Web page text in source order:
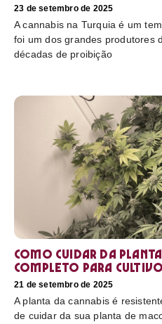
23 de setembro de 2025
A cannabis na Turquia é um
foi um dos grandes produtores
décadas de proibição
Como cuidar da
completo para
21 de setembro de 2025
A planta da cannabis é
de cuidar da sua planta de